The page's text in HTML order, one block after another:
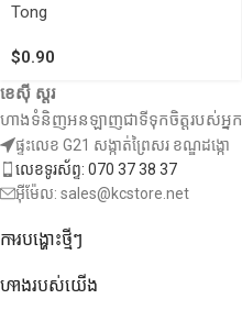
Tong
$0.90
ខេស៊ី ស្តរ
ហាងទំនិញអនឡាញជាទីទុកចិត្តរបស់អ្នក
ផ្ទះលេខ G21 សង្កាត់ព្រៃសរ ខណ្ឌដង្កោ
លេខទូរស័ព្ទ: 070 37 38 37
អ៊ីម៉ែល: sales@kcstore.net
ការបង្ហោះថ្មីៗ
ហាងរបស់យើង